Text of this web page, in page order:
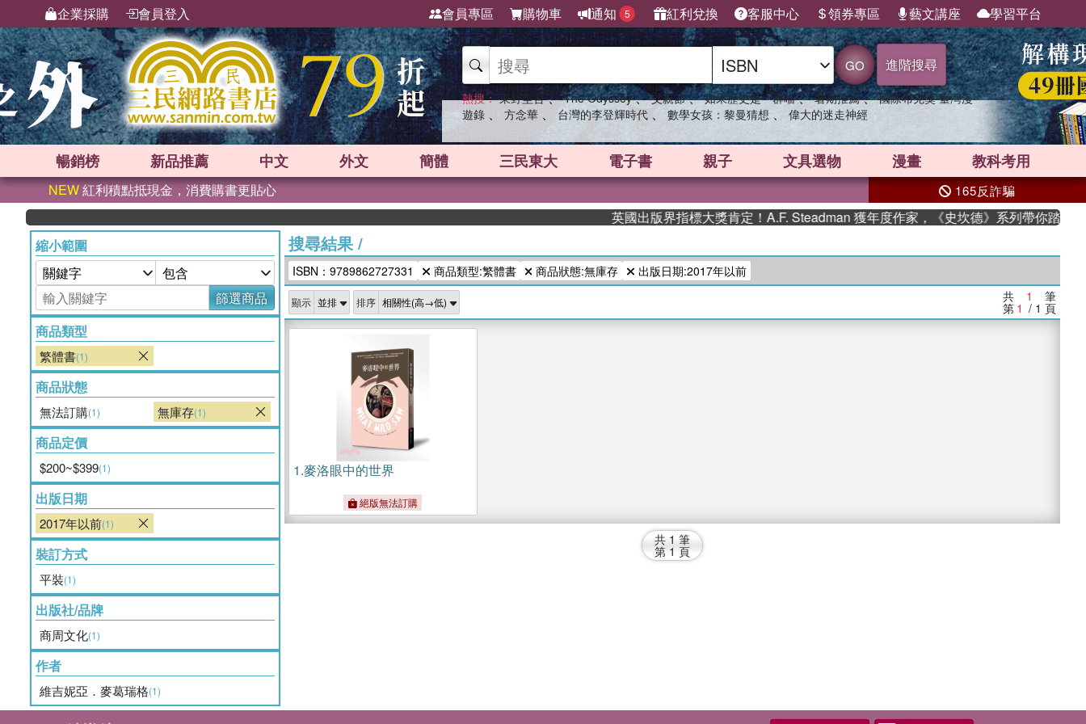
企業採購 會員登入 會員專區 購物車 通知 5 紅利兌換 客服中心 領券專區 藝文講座 學習平台
GO 進階搜尋
熱搜： 東野圭吾 、 The Odyssey 、 父親節 、 如果歷史是一群喵 、 暑期推薦 、 國際布克獎 臺灣漫
遊錄 、 方念華 、 台灣的李登輝時代 、 數學女孩：黎曼猜想 、 偉大的迷走神經
暢銷榜 新品推薦 中文 外文 簡體 三民東大 電子書 親子 文具選物 漫畫 教科考用
NEW紅利積點抵現金，消費購書更貼心 165反詐騙
英國出版界指標大獎肯定！A.F. Steadman 獲年度作家，《史坎德》系列帶你踏上熱血
縮小範圍
篩選商品
商品類型
繁體書(1)
商品狀態
無法訂購(1) 無庫存(1)
商品定價
$200~$399(1)
出版日期
2017年以前(1)
裝訂方式
平裝(1)
出版社/品牌
商周文化(1)
作者
維吉妮亞．麥葛瑞格(1)
搜尋結果/
ISBN：9789862727331 商品類型:繁體書 商品狀態:無庫存 出版日期:2017年以前
顯示 排序 共 1 筆
第 1 / 1 頁
1.麥洛眼中的世界
絕版無法訂購
共 1 筆
第 1 頁